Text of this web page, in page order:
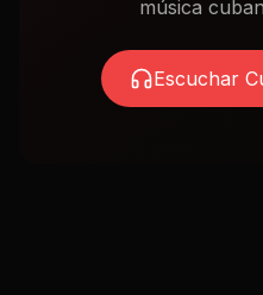
música
Escuchar